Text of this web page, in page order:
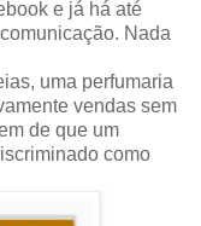
e já há até
Nada
uma perfumaria
vendas sem
de que um
como